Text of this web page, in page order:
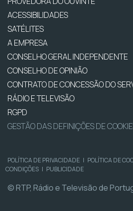
ACESSIBILIDADES
SATÉLITES
A EMPRESA
CONSELHO GERAL INDEPENDENTE
CONSELHO DE OPINIÃO
CONTRATO DE CONCESSÃO DO
RÁDIO E TELEVISÃO
RGPD
GESTÃO DAS DEFINIÇÕES DE
POLÍTICA DE PRIVACIDADE | POLÍTICA DE
CONDIÇÕES | PUBLICIDADE
© RTP, Rádio e Televisão de